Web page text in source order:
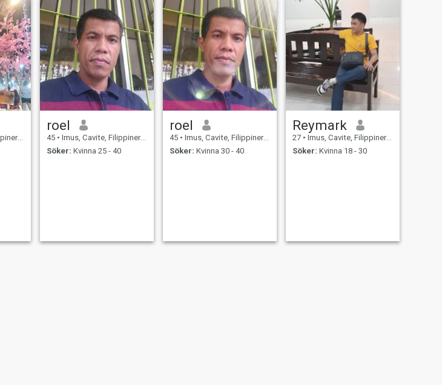
roel
45 • Imus, Cavite, Filippinerna
Söker: Kvinna 25 - 40
roel
45 • Imus, Cavite, Filippinerna
Söker: Kvinna 30 - 40
Reymark
27 • Imus, Cavite, Filippinerna
Söker: Kvinna 18 - 30